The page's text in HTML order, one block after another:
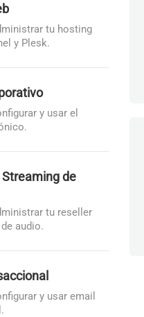
tu hosting
y Plesk.
y usar el
de
tu reseller
audio.
y usar email